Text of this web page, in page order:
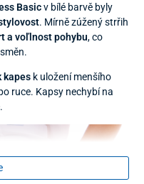
Basicv bílé barvě byly
. Mírně zúžený strřih
a voľlnost pohybu, co
kapes k uložení menšího
ruce. Kapsy nechybí na